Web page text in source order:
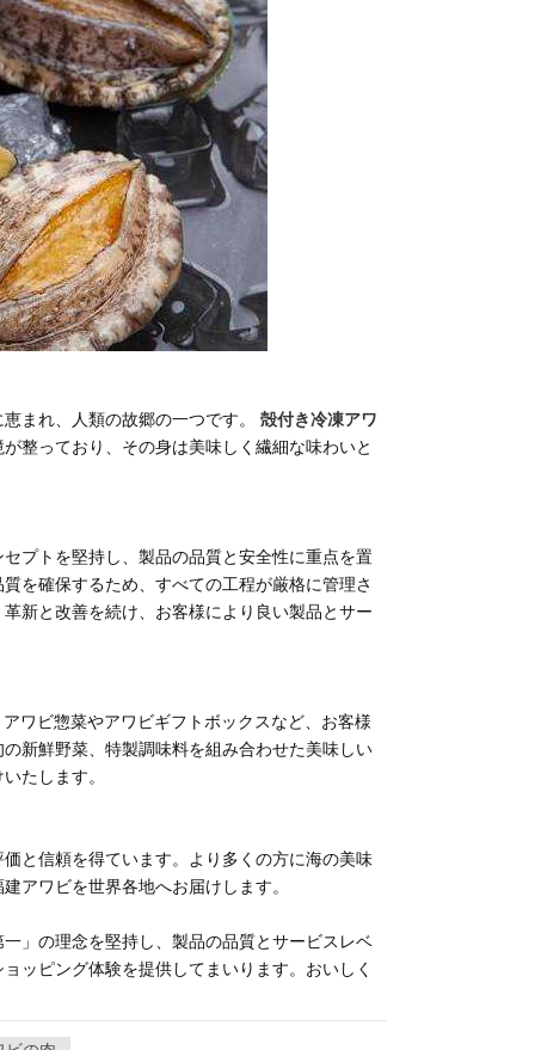
まれ、人類の故郷の一つです。 殻付き冷凍アワ
整っており、その身は美味しく繊細な味わいと
プトを堅持し、製品の品質と安全性に重点を置
を確保するため、すべての工程が厳格に管理さ
新と改善を続け、お客様により良い製品とサー
ワビ惣菜やアワビギフトボックスなど、お客様
新鮮野菜、特製調味料を組み合わせた美味しい
たします。
と信頼を得ています。より多くの方に海の美味
アワビを世界各地へお届けします。
」の理念を堅持し、製品の品質とサービスレベ
ッピング体験を提供してまいります。おいしく